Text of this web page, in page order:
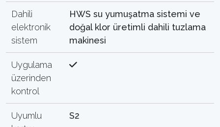
Dahili
elektronik
sistem
HWS su yumuşatma sistemi ve
doğal klor üretimli dahili tuzlama
makinesi
Uygulama
üzerinden
kontrol
Uyumlu
S2